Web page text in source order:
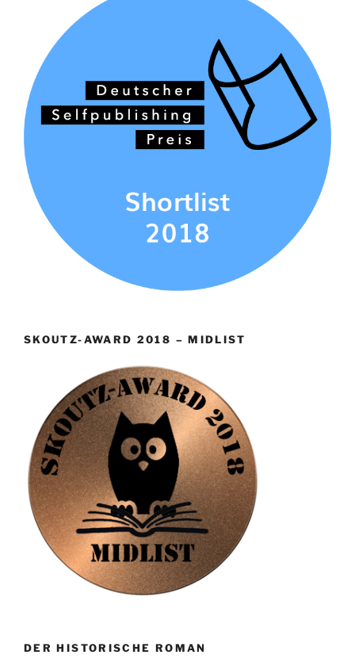
SKOUTZ-AWARD 2018 – MIDLIST
DER HISTORISCHE ROMAN